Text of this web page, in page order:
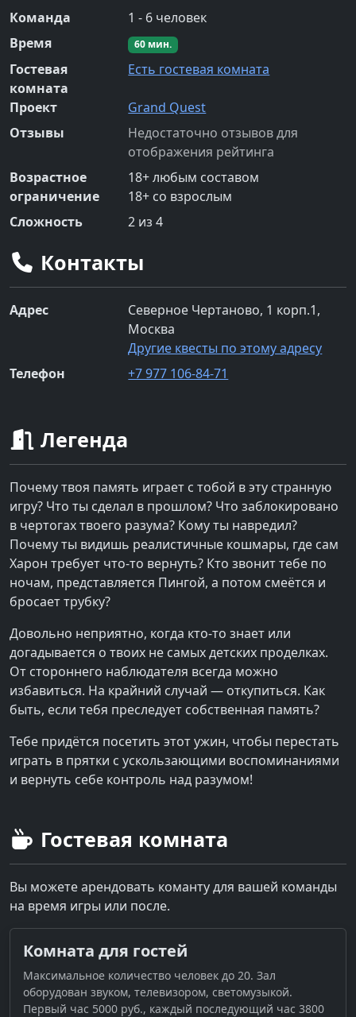
Команда 1 - 6 человек
Время
60 мин.
Гостевая
комната
Есть гостевая комната
Проект
Grand Quest
Отзывы
Недостаточно отзывов для
отображения рейтинга
Возрастное
ограничение
18+любым составом
18+ со взрослым
Сложность
2 из 4
Контакты
Адрес
Северное Чертаново, 1 корп.1,
Москва
Другие квесты по этому адресу
Телефон
+7 977 106-84-71
Легенда
Почему твоя память играет с тобой в эту странную
игру? Что ты сделал в прошлом? Что заблокировано
в чертогах твоего разума? Кому ты навредил?
Почему ты видишь реалистичные кошмары, где сам
Харон требует что-то вернуть? Кто звонит тебе по
ночам, представляется Пингой, а потом смеётся и
бросает трубку?
Довольно неприятно, когда кто-то знает или
догадывается о твоих не самых детских проделках.
От стороннего наблюдателя всегда можно
избавиться. На крайний случай — откупиться. Как
быть, если тебя преследует собственная память?
Тебе придётся посетить этот ужин, чтобы перестать
играть в прятки с ускользающими воспоминаниями
и вернуть себе контроль над разумом!
Гостевая комната
Вы можете арендовать команту для вашей команды
на время игры или после.
Комната для гостей
Максимальное количество человек до 20. Зал
оборудован звуком, телевизором, светомузыкой.
Первый час 5000 руб., каждый последующий час 3800